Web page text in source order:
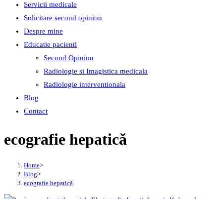
Servicii medicale
Solicitare second opinion
Despre mine
Educatie pacienti
Second Opinion
Radiologie si Imagistica medicala
Radiologie interventionala
Blog
Contact
ecografie hepatică
Home>
Blog>
ecografie hepatică